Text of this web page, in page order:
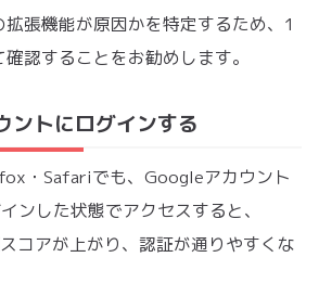
張機能が原因かを特定するため、1
認することをお勧めします。
トにログインする
・Safariでも、Googleアカウント
ンした状態でアクセスすると、
コアが上がり、認証が通りやすくな